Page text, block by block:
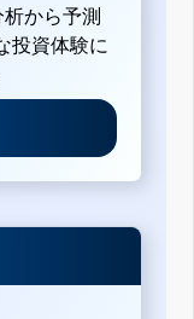
から予測
投資体験に